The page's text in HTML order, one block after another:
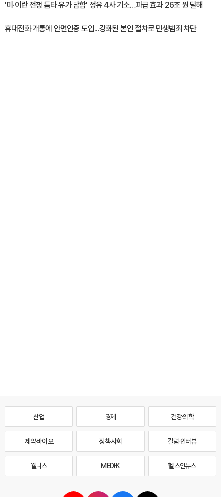
'미·이란 전쟁 틈타 유가 담합' 정유 4사 기소…파급 효과 26조 원 달해
휴대전화 개통에 안면인증 도입...강화된 본인 절차로 민생범죄 차단
산업 경제 건강·의학
제약·바이오 정책·사회 칼럼·인터뷰
웰니스 MEDI·K 헬스인뉴스